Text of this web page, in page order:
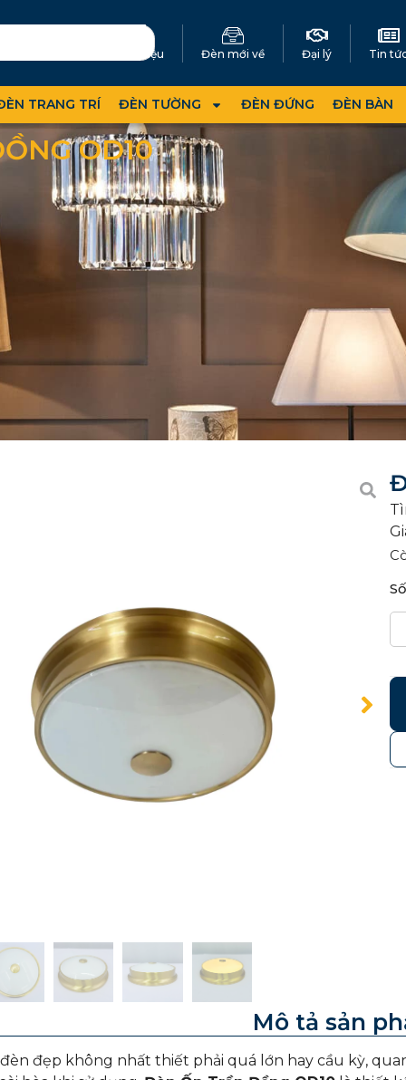
Giới thiệu Đèn mới về Đại lý Tin
TRANG TRÍ ĐÈN TƯỜNG ĐÈN ĐỨNG ĐÈN BÀN
OD10
Mô tả sản
đẹp không nhất thiết phải quá lớn hay cầu kỳ,